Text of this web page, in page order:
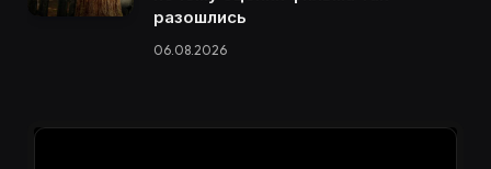
разошлись
06.08.2026